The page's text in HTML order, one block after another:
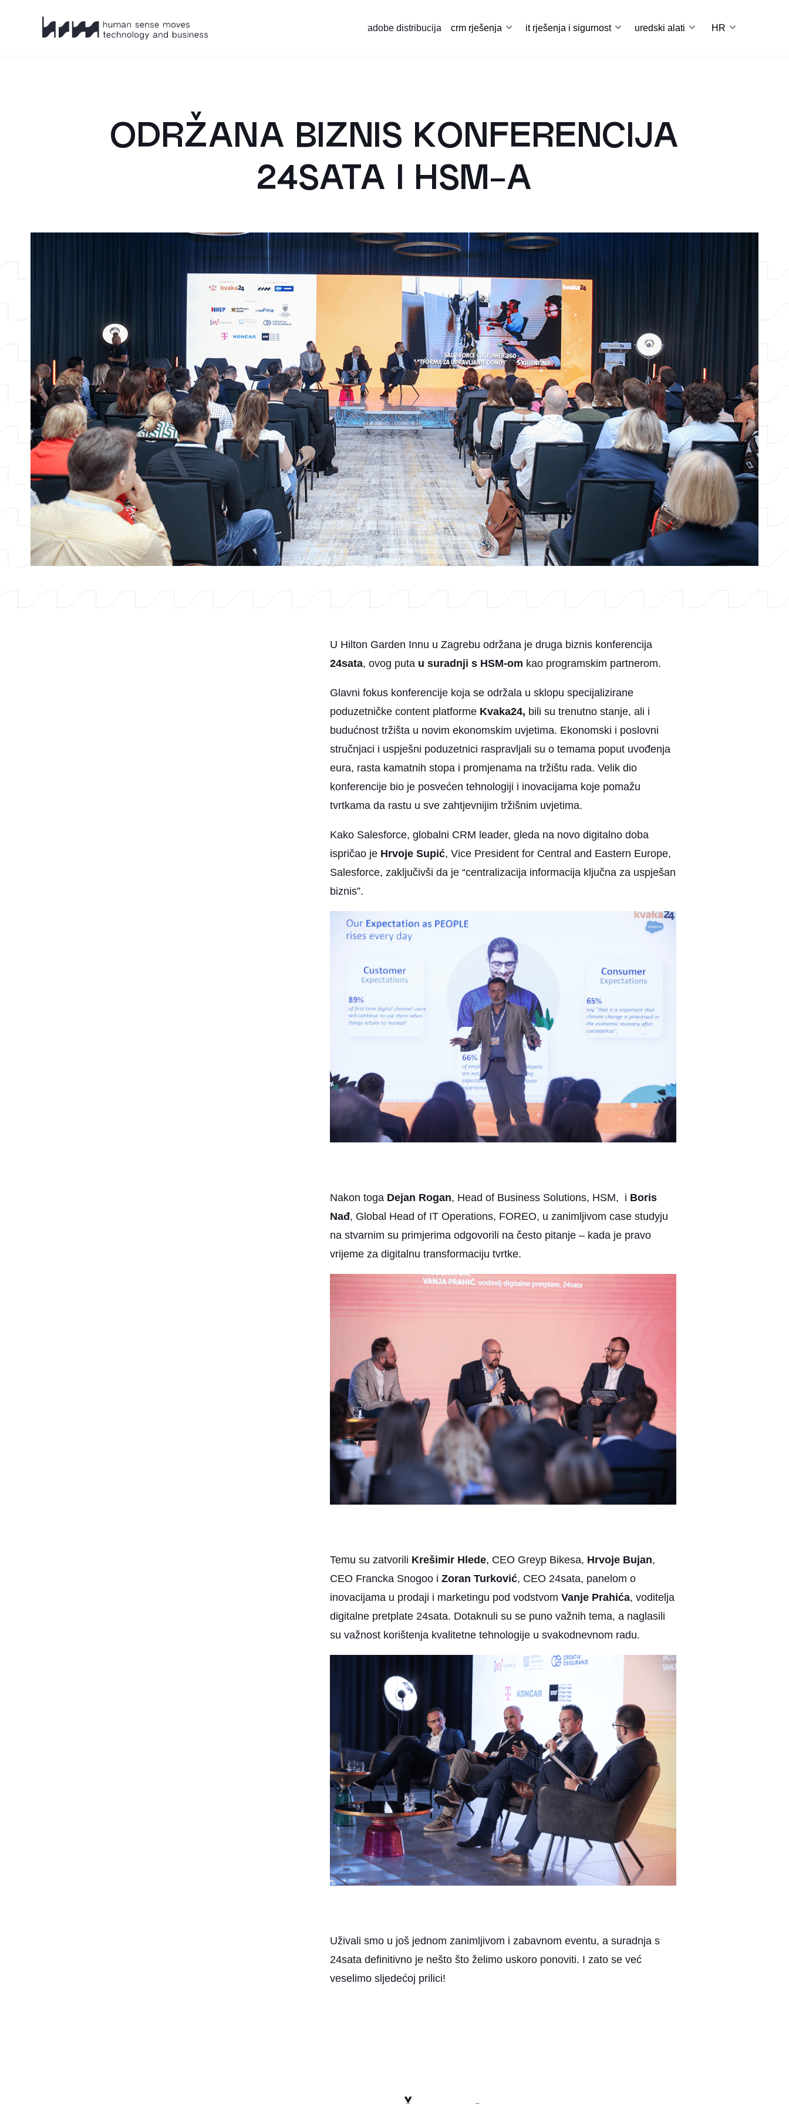
HSM
adobe distribucija crm rješenja it rješenja i sigurnost uredski alati HR
ODRŽANA BIZNIS KONFERENCIJA
24SATA I HSM-A
U Hilton Garden Innu u Zagrebu održana je druga biznis konferencija
24sata, ovog puta u suradnji s HSM-om kao programskim partnerom.
Glavni fokus konferencije koja se održala u sklopu specijalizirane
poduzetničke content platforme Kvaka24, bili su trenutno stanje, ali i
budućnost tržišta u novim ekonomskim uvjetima. Ekonomski i poslovni
stručnjaci i uspješni poduzetnici raspravljali su o temama poput uvođenja
eura, rasta kamatnih stopa i promjenama na tržištu rada. Velik dio
konferencije bio je posvećen tehnologiji i inovacijama koje pomažu
tvrtkama da rastu u sve zahtjevnijim tržišnim uvjetima.
Kako Salesforce, globalni CRM leader, gleda na novo digitalno doba
ispričao je Hrvoje Supić, Vice President for Central and Eastern Europe,
Salesforce, zaključivši da je “centralizacija informacija ključna za uspješan
biznis”.
Nakon toga Dejan Rogan, Head of Business Solutions, HSM, i Boris
Nađ, Global Head of IT Operations, FOREO, u zanimljivom case studyju
na stvarnim su primjerima odgovorili na često pitanje – kada je pravo
vrijeme za digitalnu transformaciju tvrtke.
Temu su zatvorili Krešimir Hlede, CEO Greyp Bikesa, Hrvoje Bujan,
CEO Francka Snogoo i Zoran Turković, CEO 24sata, panelom o
inovacijama u prodaji i marketingu pod vodstvom Vanje Prahića, voditelja
digitalne pretplate 24sata. Dotaknuli su se puno važnih tema, a naglasili
su važnost korištenja kvalitetne tehnologije u svakodnevnom radu.
Uživali smo u još jednom zanimljivom i zabavnom eventu, a suradnja s
24sata definitivno je nešto što želimo uskoro ponoviti. I zato se već
veselimo sljedećoj prilici!